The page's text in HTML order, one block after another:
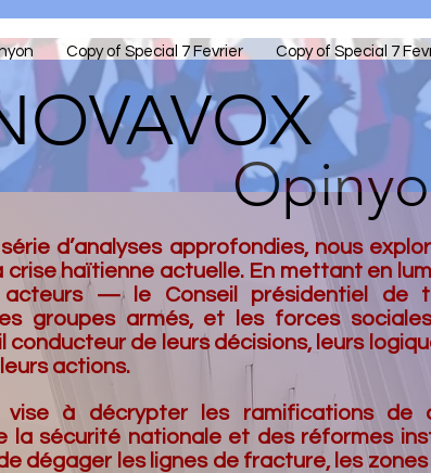
Copy of Special 7 Fevrier Copy of Special 7
d’analyses approfondies, nous
crise haïtienne actuelle. En mettant en
acteurs — le Conseil présidentiel de
groupes armés, et les forces
conducteur de leurs décisions, leurs
actions.
vise à décrypter les ramifications
la sécurité nationale et des réformes
dégager les lignes de fracture, les